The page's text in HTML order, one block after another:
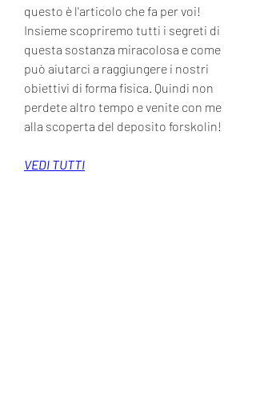
questo è l'articolo che fa per voi!
Insieme scopriremo tutti i segreti di
questa sostanza miracolosa e come
può aiutarci a raggiungere i nostri
obiettivi di forma fisica. Quindi non
perdete altro tempo e venite con me
alla scoperta del deposito forskolin!
VEDI TUTTI